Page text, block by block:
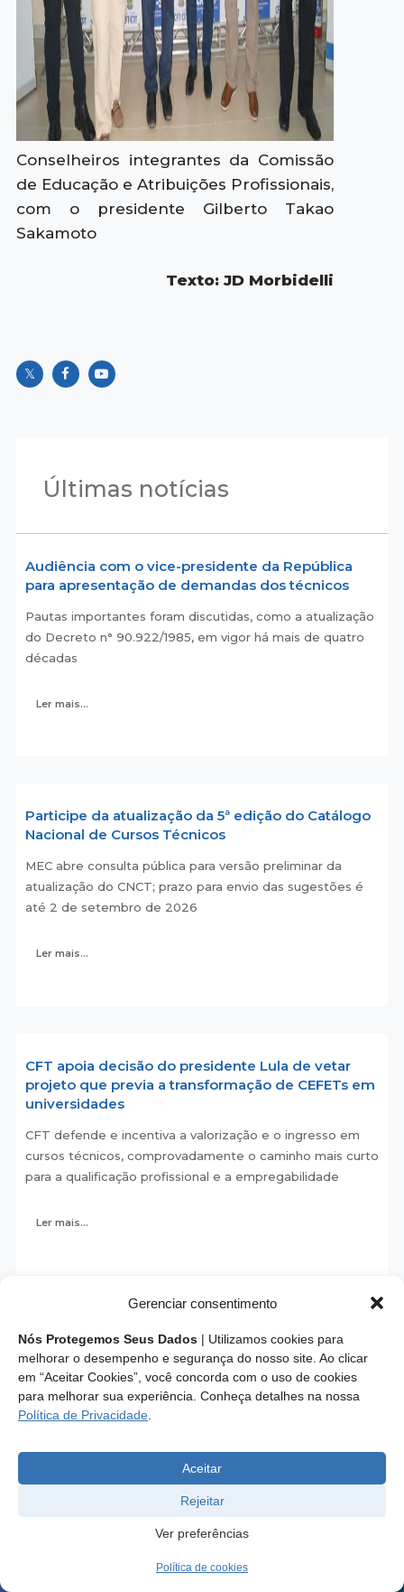
Gerenciar consentimento
Nós Protegemos Seus Dados | Utilizamos cookies para
melhorar o desempenho e segurança do nosso site. Ao clicar
em “Aceitar Cookies”, você concorda com o uso de cookies
para melhorar sua experiência. Conheça detalhes na nossa
Política de Privacidade
Aceitar
Rejeitar
Ver preferências
Política de cookies
Conselheiros integrantes da Comissão
de Educação e Atribuições Profissionais,
com o presidente Gilberto Takao
Sakamoto
Texto: JD Morbidelli
Últimas notícias
Audiência com o vice-presidente da República
para apresentação de demandas dos técnicos
Pautas importantes foram discutidas, como a atualização
do Decreto n° 90.922/1985, em vigor há mais de quatro
décadas
Ler mais...
Participe da atualização da 5ª edição do Catálogo
Nacional de Cursos Técnicos
MEC abre consulta pública para versão preliminar da
atualização do CNCT; prazo para envio das sugestões é
até 2 de setembro de 2026
Ler mais...
CFT apoia decisão do presidente Lula de vetar
projeto que previa a transformação de CEFETs em
universidades
CFT defende e incentiva a valorização e o ingresso em
cursos técnicos, comprovadamente o caminho mais curto
para a qualificação profissional e a empregabilidade
Ler mais...
Endereço: SCS, Quadra 02, Bloco D, Ed. Oscar Niemeyer,